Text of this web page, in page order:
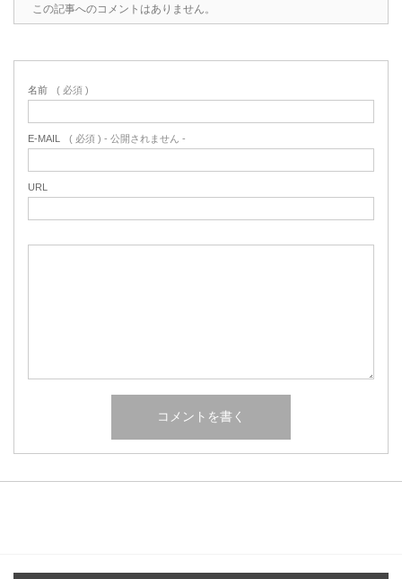
この記事へのコメントはありません。
名前 ( 必須 )
E-MAIL ( 必須 ) - 公開されません -
URL